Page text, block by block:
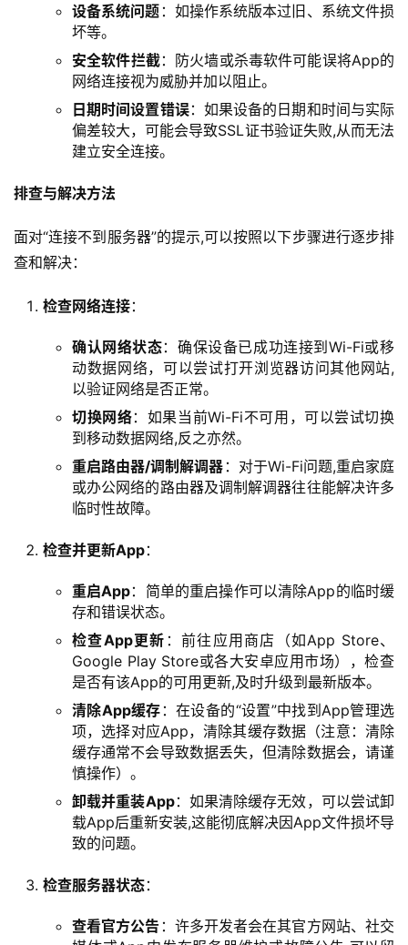
云
计
设备系统问题 ：如操作系统版本过旧、系统文件损
坏等。
安全软件拦截：防火墙或杀毒软件可能误将App的
网络连接视为威胁并加以阻止。
日期时间设置错误：如果设备的日期和时间与实际
偏差较大，可能会导致SSL证书验证失败,从而无法
建立安全连接。
排查与解决方法
面对“连接不到服务器”的提示,可以按照以下步骤进行逐步排
查和解决：
检查网络连接：
确认网络状态：确保设备已成功连接到Wi-Fi或移
动数据网络，可以尝试打开浏览器访问其他网站,
以验证网络是否正常。
切换网络：如果当前Wi-Fi不可用，可以尝试切换
到移动数据网络,反之亦然。
重启路由器/调制解调器 ：对于Wi-Fi问题,重启家庭
或办公网络的路由器及调制解调器往往能解决许多
临时性故障。
检查并更新App：
重启App：简单的重启操作可以清除App的临时缓
存和错误状态。
检查App更新 ：前往应用商店（如App Store、
Google Play Store或各大安卓应用市场），检查
是否有该App的可用更新,及时升级到最新版本。
清除App缓存 ：在设备的“设置”中找到App管理选
项，选择对应App，清除其缓存数据（注意：清除
缓存通常不会导致数据丢失，但清除数据会，请谨
慎操作）。
卸载并重装App：如果清除缓存无效，可以尝试卸
载App后重新安装,这能彻底解决因App文件损坏导
致的问题。
检查服务器状态：
查看官方公告 ：许多开发者会在其官方网站、社交